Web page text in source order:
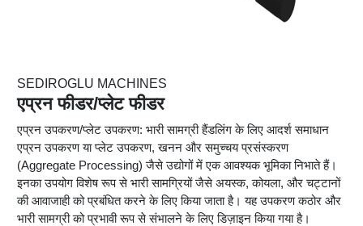
SEDIROGLU MACHINES
एप्रन फीडर/प्लेट फीडर
एप्रन उपकरण/प्लेट उपकरण: भारी सामग्री हैंडलिंग के लिए आदर्श समाधान
एप्रन उपकरण या प्लेट उपकरण, खनन और समुच्चय प्रसंस्करण
(Aggregate Processing) जैसे उद्योगों में एक आवश्यक भूमिका निभाते हैं।
इनका उपयोग विशेष रूप से भारी सामग्रियों जैसे अयस्क, कोयला, और चट्टानों
की आवाजाही को प्रबंधित करने के लिए किया जाता है। यह उपकरण कठोर और
भारी सामग्री को प्रभावी रूप से संभालने के लिए डिज़ाइन किया गया है।